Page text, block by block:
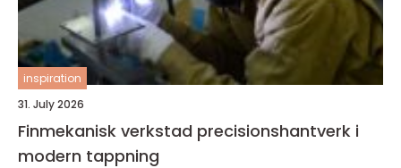
inspiration
31. July 2026
Finmekanisk verkstad precisionshantverk i
modern tappning